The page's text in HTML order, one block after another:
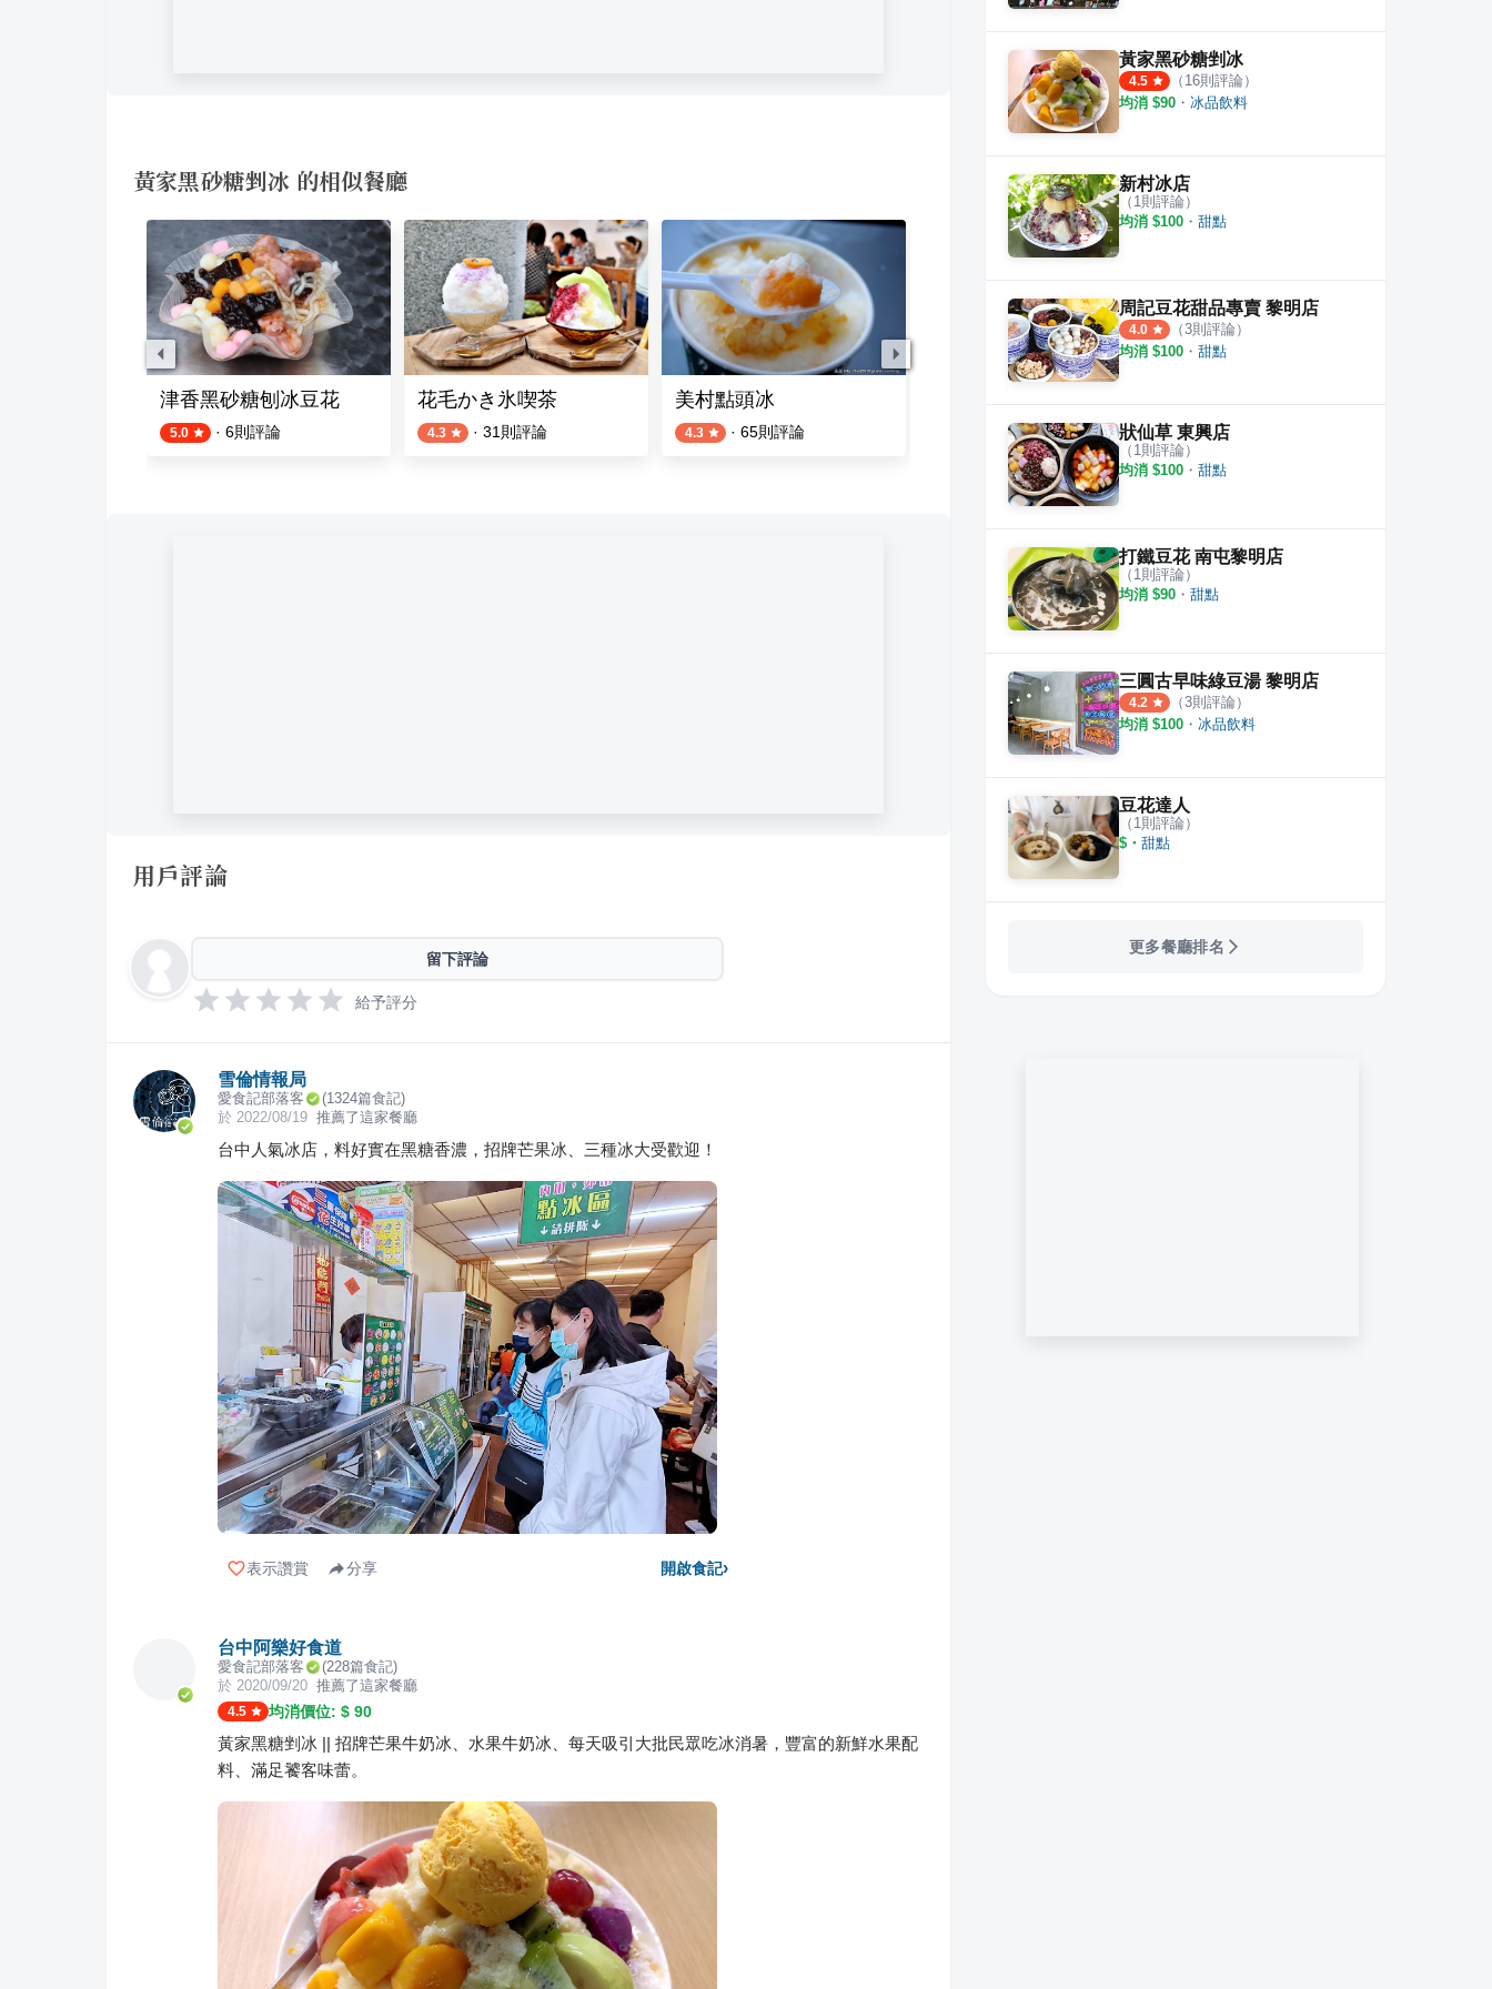
黃家黑砂糖剉冰 的相似餐廳
津香黑砂糖刨冰豆花
5.0 · 6則評論
花毛かき氷喫茶
4.3 · 31 則評論
美村點頭冰
4.3 · 65則評論 4.3
用戶評論
留下評論
給予評分
雪倫情報局
愛食記部落客 (1324篇食記)
於 2022/08/19 推薦了這家餐廳
台中人氣冰店，料好實在黑糖香濃，招牌芒果冰、三種冰大受歡迎！
表示讚賞 分享 開啟食記›
台中阿樂好食道
愛食記部落客 (228篇食記)
於 2020/09/20 推薦了這家餐廳
4.5 均消價位: $ 90
黃家黑糖剉冰 || 招牌芒果牛奶冰、水果牛奶冰、每天吸引大批民眾吃冰消暑，豐富的新鮮水果配
料、滿足饕客味蕾。
黃家黑砂糖剉冰
4.5 （ 16則評論）
均消 $90 ・ 冰品飲料
新村冰店
（ 1則評論）
均消 $100 ・ 甜點
周記豆花甜品專賣 黎明店
4.0 （3則評論）
均消 $100 ・ 甜點
狀仙草 東興店
（ 1則評論）
均消 $100 ・ 甜點
打鐵豆花 南屯黎明店
（ 1則評論）
均消 $90 ・ 甜點
三圓古早味綠豆湯 黎明店
4.2 （3則評論）
均消 $100 ・ 冰品飲料
豆花達人
（ 1則評論）
$ ・ 甜點
更多餐廳排名